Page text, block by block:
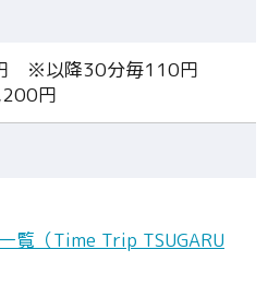
※以降30分毎110円
円
覧（Time Trip TSUGARU
URL